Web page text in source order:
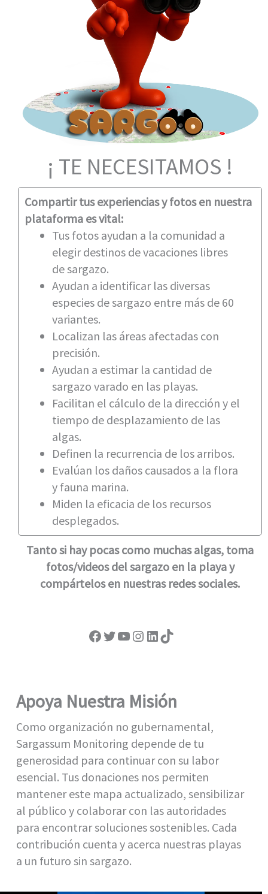
¡ TE NECESITAMOS !
Compartir tus experiencias y fotos en nuestra
plataforma es vital:
Tus fotos ayudan a la comunidad a
elegir destinos de vacaciones libres
de sargazo.
Ayudan a identificar las diversas
especies de sargazo entre más de 60
variantes.
Localizan las áreas afectadas con
precisión.
Ayudan a estimar la cantidad de
sargazo varado en las playas.
Facilitan el cálculo de la dirección y el
tiempo de desplazamiento de las
algas.
Definen la recurrencia de los arribos.
Evalúan los daños causados a la flora
y fauna marina.
Miden la eficacia de los recursos
desplegados.
Tanto si hay pocas como muchas algas, toma
fotos/videos del sargazo en la playa y
compártelos en nuestras redes sociales.
Facebook
Twitter
YouTube
Instagram
LinkedIn
TikTok
Apoya Nuestra Misión
Como organización no gubernamental,
Sargassum Monitoring depende de tu
generosidad para continuar con su labor
esencial. Tus donaciones nos permiten
mantener este mapa actualizado, sensibilizar
al público y colaborar con las autoridades
para encontrar soluciones sostenibles. Cada
contribución cuenta y acerca nuestras playas
a un futuro sin sargazo.